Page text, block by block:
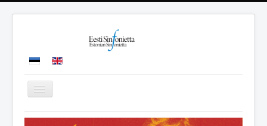
Toggle
ESILEHT